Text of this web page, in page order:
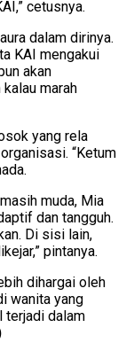
cetusnya.
dalam dirinya.
KAI mengakui
akan
marah
yang rela
“Ketum
muda, Mia
dan tangguh.
Di sisi lain,
pintanya.
dihargai oleh
wanita yang
terjadi dalam